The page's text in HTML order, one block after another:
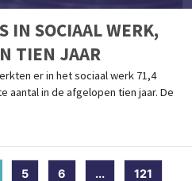
IN SOCIAAL WERK,
TIEN JAAR
er in het sociaal werk 71,4
aantal in de afgelopen tien jaar. De
5 6 ... 121